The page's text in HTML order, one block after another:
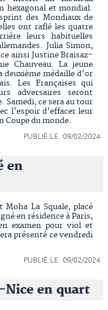
hexagonal et mondial.
des Mondiaux de
ont raflé les quatre
leurs habituelles
Julia Simon,
ainsi Justine Braisaz-
Chauveau. La jeune
deuxième médaille d'or
Les Françaises qui
adversaires seront
Samedi, ce sera au tour
l'espoir d'effacer leur
Coupe du monde.
PUBLIÉ LE 09/02/2024
en
Moha La Squale, placé
en résidence à Paris,
examen pour viol et
présenté ce vendredi
PUBLIÉ LE 09/02/2024
Nice en quart